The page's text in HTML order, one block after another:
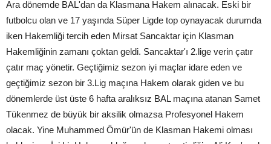
Ara dönemde BAL'dan da Klasmana Hakem alınacak. Eski bir
futbolcu olan ve 17 yaşında Süper Ligde top oynayacak durumda
iken Hakemliği tercih eden Mirsat Sancaktar için Klasman
Hakemliğinin zamanı çoktan geldi. Sancaktar'ı 2.lige verin çatır
çatır maç yönetir. Geçtiğimiz sezon iyi maçlar idare eden ve
geçtiğimiz sezon bir 3.Lig maçına Hakem olarak giden ve bu
dönemlerde üst üste 6 hafta aralıksız BAL maçına atanan Samet
Tükenmez de büyük bir aksilik olmazsa Profesyonel Hakem
olacak. Yine Muhammed Ömür'ün de Klasman Hakemi olması